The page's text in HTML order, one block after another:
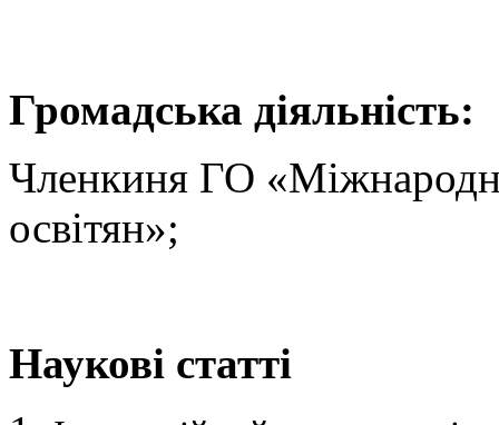
Громадська діяльність:
Членкиня ГО
освітян»;
Наукові статті